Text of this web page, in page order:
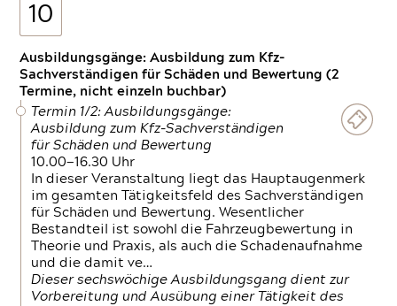
10
Ausbildungsgänge: Ausbildung zum Kfz-
Sachverständigen für Schäden und Bewertung (2
Termine, nicht einzeln buchbar)
Termin 1/2: Ausbildungsgänge:
Ausbildung zum Kfz-Sachverständigen
für Schäden und Bewertung
10.00—16.30 Uhr
In dieser Veranstaltung liegt das Hauptaugenmerk
im gesamten Tätigkeitsfeld des Sachverständigen
für Schäden und Bewertung. Wesentlicher
Bestandteil ist sowohl die Fahrzeugbewertung in
Theorie und Praxis, als auch die Schadenaufnahme
und die damit ve…
Dieser sechswöchige Ausbildungsgang dient zur
Vorbereitung und Ausübung einer Tätigkeit des